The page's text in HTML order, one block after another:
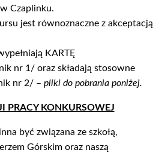
Czaplinku.
jest równoznaczne z akceptacją
KARTĘ
nr 1/ oraz składają stosowne
nr 2/ – pliki do pobrania poniżej.
PRACY KONKURSOWEJ
być związana ze szkołą,
Górskim oraz naszą